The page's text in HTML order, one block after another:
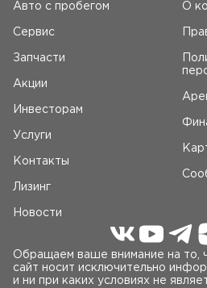
Авто c пробегом
Сервис
Запчасти
Акции
Инвесторам
Услуги
Контакты
Лизинг
Новости
О
Обращаем ваше внимание на то,
сайт носит исключительно
и ни при каких условиях не